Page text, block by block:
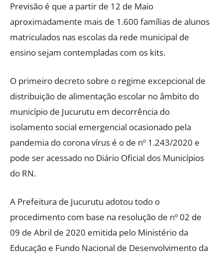
Previsão é que a partir de 12 de Maio
aproximadamente mais de 1.600 famílias de alunos
matriculados nas escolas da rede municipal de
ensino sejam contempladas com os kits.
O primeiro decreto sobre o regime excepcional de
distribuição de alimentação escolar no âmbito do
município de Jucurutu em decorrência do
isolamento social emergencial ocasionado pela
pandemia do corona vírus é o de nº 1.243/2020 e
pode ser acessado no Diário Oficial dos Municípios
do RN.
A Prefeitura de Jucurutu adotou todo o
procedimento com base na resolução de nº 02 de
09 de Abril de 2020 emitida pelo Ministério da
Educação e Fundo Nacional de Desenvolvimento da